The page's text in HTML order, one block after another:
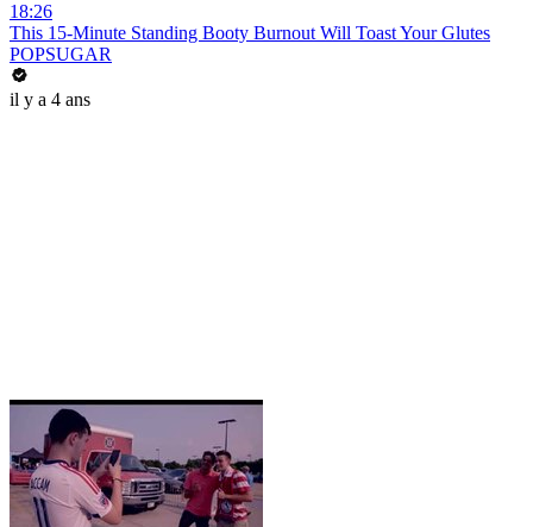
18:26
This 15-Minute Standing Booty Burnout Will Toast Your Glutes
POPSUGAR
il y a 4 ans